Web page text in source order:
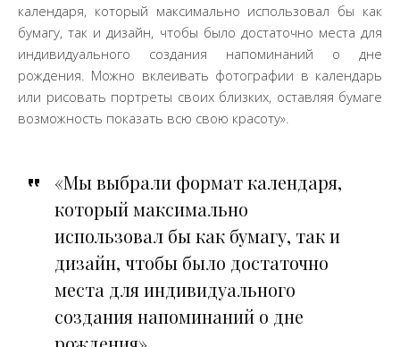
календаря, который максимально использовал бы как
бумагу, так и дизайн, чтобы было достаточно места для
индивидуального создания напоминаний о дне
рождения. Можно вклеивать фотографии в календарь
или рисовать портреты своих близких, оставляя бумаге
возможность показать всю свою красоту».
«Мы выбрали формат календаря,
который максимально
использовал бы как бумагу, так и
дизайн, чтобы было достаточно
места для индивидуального
создания напоминаний о дне